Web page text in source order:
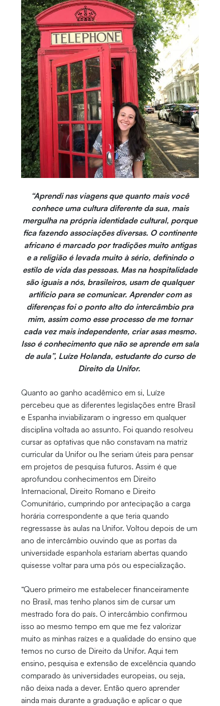
“Aprendi nas viagens que quanto mais você
conhece uma cultura diferente da sua, mais
mergulha na própria identidade cultural, porque
fica fazendo associações diversas. O continente
africano é marcado por tradições muito antigas
e a religião é levada muito à sério, definindo o
estilo de vida das pessoas. Mas na hospitalidade
são iguais a nós, brasileiros, usam de qualquer
artifício para se comunicar. Aprender com as
diferenças foi o ponto alto do intercâmbio pra
mim, assim como esse processo de me tornar
cada vez mais independente, criar asas mesmo.
Isso é conhecimento que não se aprende em sala
de aula”, Luíze Holanda, estudante do curso de
Direito da Unifor.
Quanto ao ganho acadêmico em si, Luíze
percebeu que as diferentes legislações entre Brasil
e Espanha inviabilizaram o ingresso em qualquer
disciplina voltada ao assunto. Foi quando resolveu
cursar as optativas que não constavam na matriz
curricular da Unifor ou lhe seriam úteis para pensar
em projetos de pesquisa futuros. Assim é que
aprofundou conhecimentos em Direito
Internacional, Direito Romano e Direito
Comunitário, cumprindo por antecipação a carga
horária correspondente a que teria quando
regressasse às aulas na Unifor. Voltou depois de um
ano de intercâmbio ouvindo que as portas da
universidade espanhola estariam abertas quando
quisesse voltar para uma pós ou especialização.
“Quero primeiro me estabelecer financeiramente
no Brasil, mas tenho planos sim de cursar um
mestrado fora do país. O intercâmbio confirmou
isso ao mesmo tempo em que me fez valorizar
muito as minhas raízes e a qualidade do ensino que
temos no curso de Direito da Unifor. Aqui tem
ensino, pesquisa e extensão de excelência quando
comparado às universidades europeias, ou seja,
não deixa nada a dever. Então quero aprender
ainda mais durante a graduação e aplicar o que